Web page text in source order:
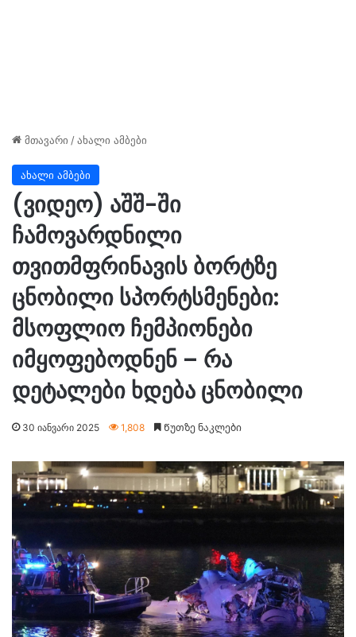
მთავარი /ახალი ამბები
ახალი ამბები
(ვიდეო) აშშ-ში
ჩამოვარდნილი
თვითმფრინავის ბორტზე
ცნობილი სპორტსმენები:
მსოფლიო ჩემპიონები
იმყოფებოდნენ – რა
დეტალები ხდება ცნობილი
30 იანვარი 2025 1,808 Წუთზე ნაკლები